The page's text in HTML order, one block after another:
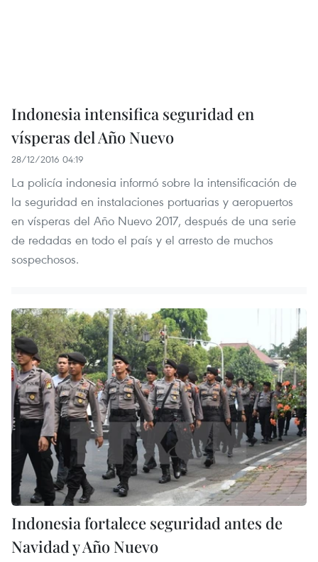
Indonesia intensifica seguridad en
vísperas del Año Nuevo
28/12/2016 04:19
La policía indonesia informó sobre la intensificación de
la seguridad en instalaciones portuarias y aeropuertos
en vísperas del Año Nuevo 2017, después de una serie
de redadas en todo el país y el arresto de muchos
sospechosos.
Indonesia fortalece seguridad antes de
Navidad y Año Nuevo